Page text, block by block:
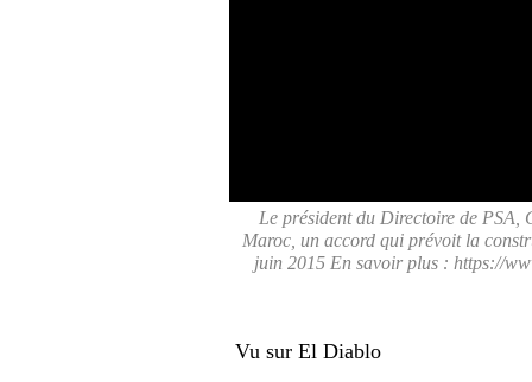
Le président du Directoire de PSA,
Maroc, un accord qui prévoit la
juin 2015 En savoir plus : https://
Vu sur El Diablo